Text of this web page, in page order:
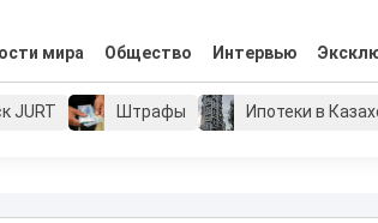
мира Общество Интервью
JURT Штрафы Ипотеки в